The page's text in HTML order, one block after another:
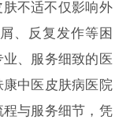
不适不仅影响外
、反复发作等困
、服务细致的医
中医皮肤病医院
与服务细节，凭